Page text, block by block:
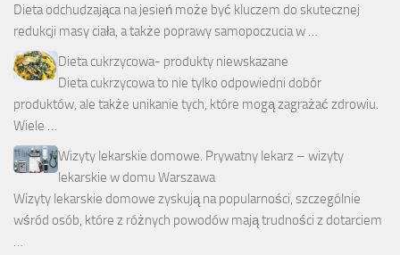
Dieta odchudzająca na jesień może być kluczem do skutecznej
redukcji masy ciała, a także poprawy samopoczucia w …
Dieta cukrzycowa- produkty niewskazane
Dieta cukrzycowa to nie tylko odpowiedni dobór
produktów, ale także unikanie tych, które mogą zagrażać zdrowiu.
Wiele …
Wizyty lekarskie domowe. Prywatny lekarz – wizyty
lekarskie w domu Warszawa
Wizyty lekarskie domowe zyskują na popularności, szczególnie
wśród osób, które z różnych powodów mają trudności z dotarciem